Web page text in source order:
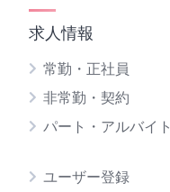
求人情報
常勤・正社員
非常勤・契約
パート・アルバイト
ユーザー登録